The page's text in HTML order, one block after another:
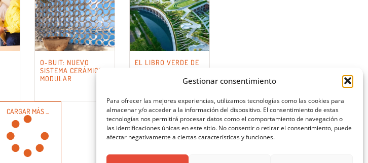
Gestionar consentimiento
Para ofrecer las mejores experiencias, utilizamos tecnologías como las cookies para
almacenar y/o acceder a la información del dispositivo. El consentimiento de estas
tecnologías nos permitirá procesar datos como el comportamiento de navegación o
las identificaciones únicas en este sitio. No consentir o retirar el consentimiento, puede
afectar negativamente a ciertas características y funciones.
O-BUIT: NUEVO
SISTEMA CERÁMICO
MODULAR
EL LIBRO VERDE DE
CONSTRUCTIVAS
CARGAR MÁS ...